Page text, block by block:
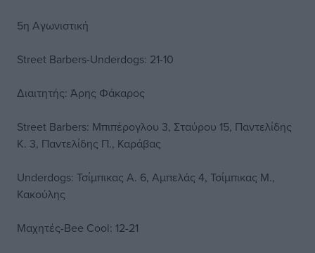
5η Αγωνιστική
Street Barbers-Underdogs: 21-10
Διαιτητής: Άρης Φάκαρος
Street Barbers: Μπιπέρογλου 3, Σταύρου 15, Παντελίδης
Κ. 3, Παντελίδης Π., Καράβας
Underdogs: Τσίμπικας Α. 6, Αμπελάς 4, Τσίμπικας Μ.,
Κακούλης
Μαχητές-Bee Cool: 12-21